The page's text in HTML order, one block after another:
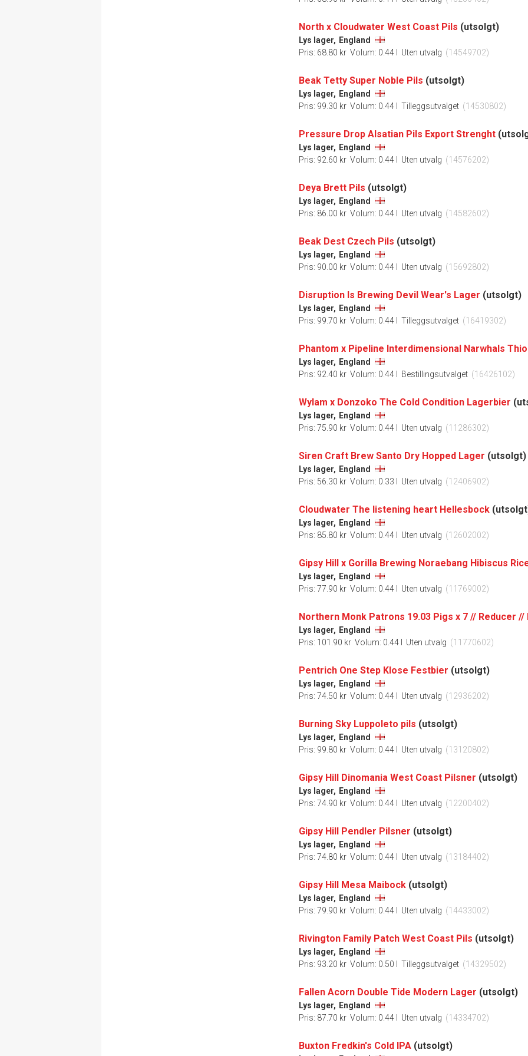
North x Cloudwater West Coast Pils (utsolgt)
Lys lager, England
Pris: 68.80 kr Volum: 0.44 l Uten utvalg (14549702)
Beak Tetty Super Noble Pils (utsolgt)
Lys lager, England
Pris: 99.30 kr Volum: 0.44 l Tilleggsutvalget (14530802)
Pressure Drop Alsatian Pils Export Strenght
Lys lager, England
Pris: 92.60 kr Volum: 0.44 l Uten utvalg (14576202)
Deya Brett Pils (utsolgt)
Lys lager, England
Pris: 86.00 kr Volum: 0.44 l Uten utvalg (14582602)
Beak Dest Czech Pils (utsolgt)
Lys lager, England
Pris: 90.00 kr Volum: 0.44 l Uten utvalg (15692802)
Disruption Is Brewing Devil Wear's Lager (utsolgt)
Lys lager, England
Pris: 99.70 kr Volum: 0.44 l Tilleggsutvalget (16419302)
Lys lager, England
Pris: 92.40 kr Volum: 0.44 l Bestillingsutvalget (16426102)
Wylam x Donzoko The Cold Condition Lagerbier
Lys lager, England
Pris: 75.90 kr Volum: 0.44 l Uten utvalg (11286302)
Siren Craft Brew Santo Dry Hopped Lager (utsolgt)
Lys lager, England
Pris: 56.30 kr Volum: 0.33 l Uten utvalg (12406902)
Cloudwater The listening heart Hellesbock
Lys lager, England
Pris: 85.80 kr Volum: 0.44 l Uten utvalg (12602002)
Gipsy Hill x Gorilla Brewing Noraebang Hibiscus
Lys lager, England
Pris: 77.90 kr Volum: 0.44 l Uten utvalg (11769002)
Lys lager, England
Pris: 101.90 kr Volum: 0.44 l Uten utvalg (11770602)
Pentrich One Step Klose Festbier (utsolgt)
Lys lager, England
Pris: 74.50 kr Volum: 0.44 l Uten utvalg (12936202)
Burning Sky Luppoleto pils (utsolgt)
Lys lager, England
Pris: 99.80 kr Volum: 0.44 l Uten utvalg (13120802)
Gipsy Hill Dinomania West Coast Pilsner (utsolgt)
Lys lager, England
Pris: 74.90 kr Volum: 0.44 l Uten utvalg (12200402)
Gipsy Hill Pendler Pilsner (utsolgt)
Lys lager, England
Pris: 74.80 kr Volum: 0.44 l Uten utvalg (13184402)
Gipsy Hill Mesa Maibock (utsolgt)
Lys lager, England
Pris: 79.90 kr Volum: 0.44 l Uten utvalg (14433002)
Rivington Family Patch West Coast Pils (utsolgt)
Lys lager, England
Pris: 93.20 kr Volum: 0.50 l Tilleggsutvalget (14329502)
Fallen Acorn Double Tide Modern Lager (utsolgt)
Lys lager, England
Pris: 87.70 kr Volum: 0.44 l Uten utvalg (14334702)
Buxton Fredkin's Cold IPA (utsolgt)